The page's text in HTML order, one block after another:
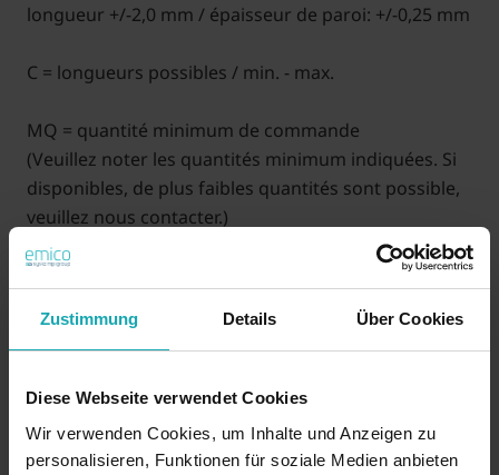
Zustimmung Details Über Cookies
Diese Webseite verwendet Cookies
Wir verwenden Cookies, um Inhalte und Anzeigen zu
personalisieren, Funktionen für soziale Medien anbieten
longueur +/-2,0 mm / épaisseur de paroi: +/-0,25 mm
C = longueurs possibles / min. - max.
MQ = quantité minimum de commande
(Veuillez noter les quantités minimum indiquées. Si
disponibles, de plus faibles quantités sont possible,
veuillez nous contacter.)
XXX (C) = longueur en mm (prix sur demande)
Exemple: 2 x 20 longueur 10,0 = 1620220-010
35 ANS d'emico : Bénéficiez d'une remise d'au moins de
Sur demande